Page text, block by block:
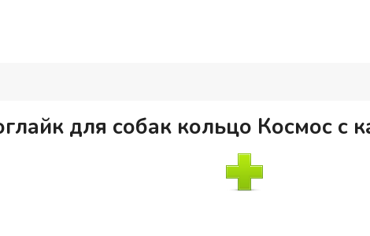
для собак кольцо Космос с